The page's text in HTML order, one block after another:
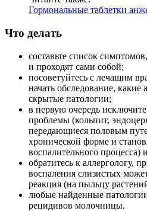
Гормональные таблетки
Что делать
составьте список
и проходят сами собой;
посоветуйтесь с лечащим
начать обследование,
скрытые патологии;
в первую очередь
проблемы (кольпит,
передающиеся половым
хронической форме и
воспалительного процесса)
обратитесь к аллергологу,
воспаления слизистых
реакция (на пыльцу
любые найденные
рецидивов молочницы.